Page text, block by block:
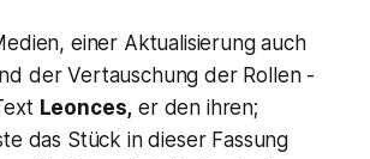
einer Aktualisierung auch
der Vertauschung der Rollen -
Leonces, er den ihren;
das Stück in dieser Fassung